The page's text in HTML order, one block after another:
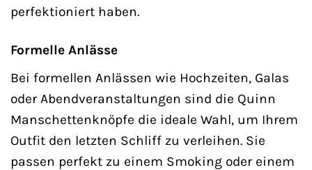
perfektioniert haben.
Formelle Anlässe
Bei formellen Anlässen wie Hochzeiten, Galas
oder Abendveranstaltungen sind die Quinn
Manschettenknöpfe die ideale Wahl, um Ihrem
Outfit den letzten Schliff zu verleihen. Sie
passen perfekt zu einem Smoking oder einem